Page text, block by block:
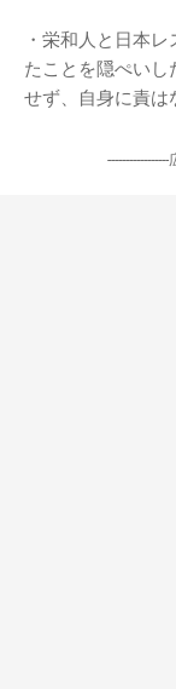
・栄和人と日本
たことを隠ぺいし
せず、自身に責は